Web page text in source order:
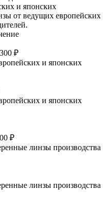
и японских
от ведущих европейских
₽
и японских
и японских
₽
линзы производства
линзы производства